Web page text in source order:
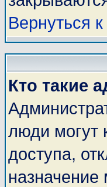
Вернуться
Кто такие
люди могут
доступа,